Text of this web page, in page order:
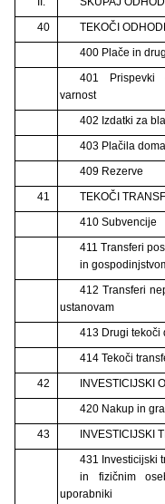
40
TEKOČI
400 Plače in
401 Prispevki
varnost
402 Izdatki za
403 Plačila
409 Rezerve
41
TEKOČI
410 Subvencije
411 Transferi
in
412 Transferi
ustanovam
413 Drugi tekoči
414 Tekoči
42
INVESTICIJSKI
420 Nakup in
43
INVESTICIJSKI
431 Investicijski
in fizičnim
uporabniki